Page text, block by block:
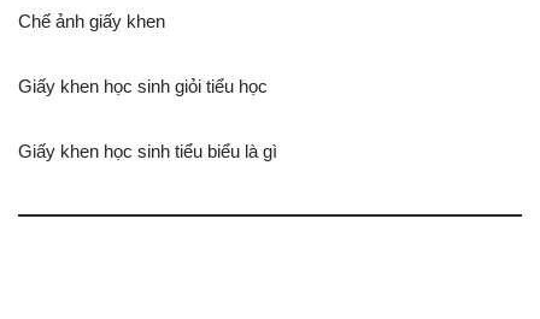
Chế ảnh giấy khen
Giấy khen học sinh giỏi tiểu học
Giấy khen học sinh tiểu biểu là gì